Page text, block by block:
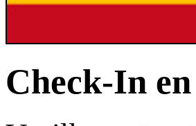
Check-In